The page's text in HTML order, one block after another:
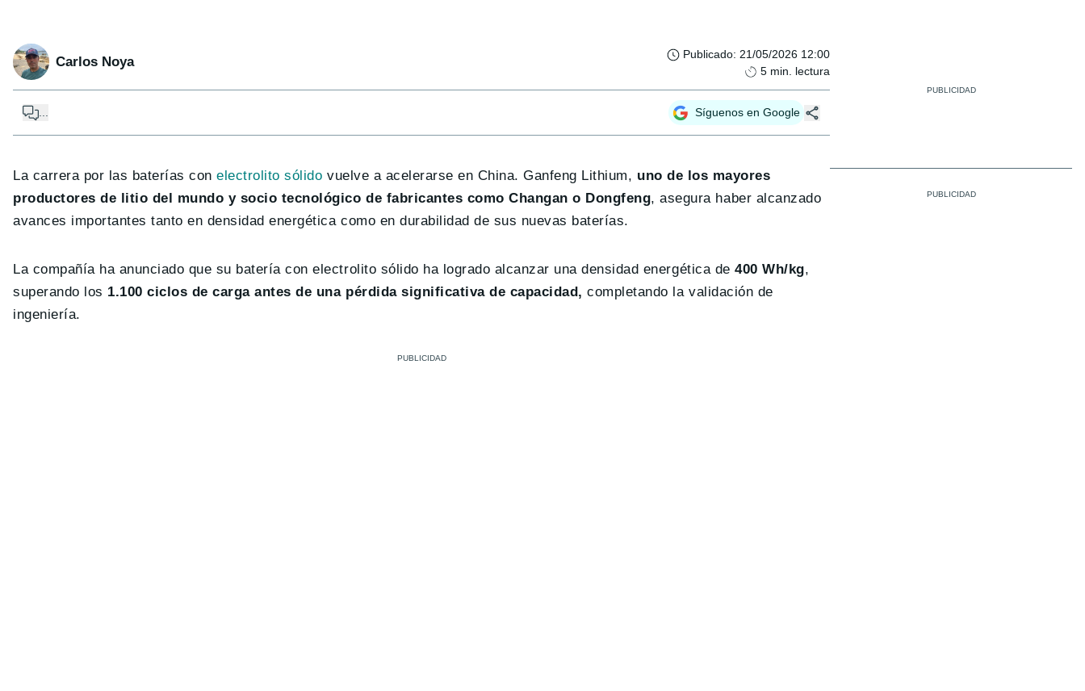
Carlos Noya Publicado: 21/05/2026 12:00
5 min. lectura
... Síguenos en Google
La carrera por las baterías conelectrolito sólido vuelve a acelerarse en China. Ganfeng Lithium, uno de los mayores
productores de litio del mundo y socio tecnológico de fabricantes como Changan o Dongfeng, asegura haber alcanzado
avances importantes tanto en densidad energética como en durabilidad de sus nuevas baterías.
La compañía ha anunciado que su batería con electrolito sólido ha logrado alcanzar una densidad energética de400 Wh/kg,
superando los 1.100 ciclos de carga antes de una pérdida significativa de capacidad, completando la validación de
ingeniería.